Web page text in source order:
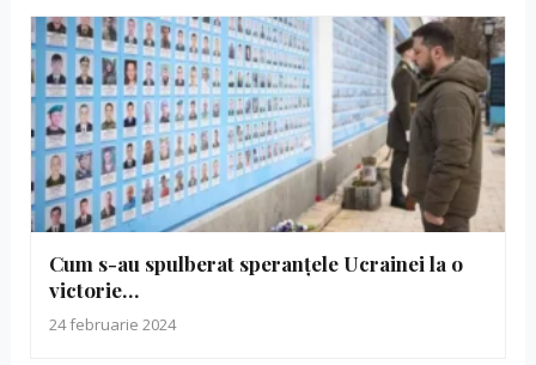
Cum s-au spulberat speranțele Ucrainei la o
victorie…
24 februarie 2024